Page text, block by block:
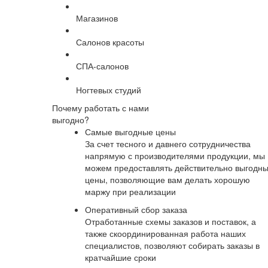
Магазинов
Салонов красоты
СПА-салонов
Ногтевых студий
Почему работать с нами
выгодно?
Самые выгодные цены
За счет тесного и давнего сотрудничества
напрямую с производителями продукции, мы
можем предоставлять действительно
цены, позволяющие вам делать хорошую
маржу при реализации
Оперативный сбор заказа
Отработанные схемы заказов и поставок, а
также скоординированная работа наших
специалистов, позволяют собирать заказы в
кратчайшие сроки